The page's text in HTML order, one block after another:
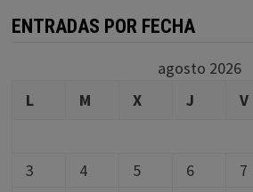
ENTRADAS POR FECHA
agosto 2026
L
M X J V
3
4 5 6 7